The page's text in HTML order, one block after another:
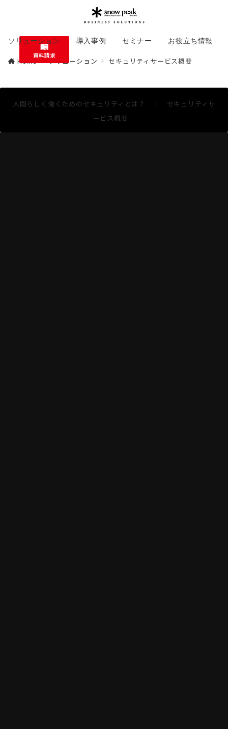
資料請求
ソリューション 導入事例 セミナー お役立ち情報
Home ソリューション セキュリティサービス概要
人間らしく働くためのセキュリティとは？ ｜ セキュリティサ
ービス概要